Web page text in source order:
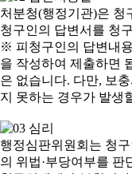
처분청(행정기관)은 청
청구인의 답변서를 청
※ 피청구인의 답변내
을 작성하여 제출하면
은 없습니다. 다만, 보
지 못하는 경우가 발생
행정심판위원회는 청
의 위법·부당여부를